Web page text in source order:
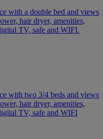
with a double bed and views
hair dryer, amenities,
TV, safe and WIFI.
with two 3/4 beds and views
hair dryer, amenities,
TV, safe and WIFI